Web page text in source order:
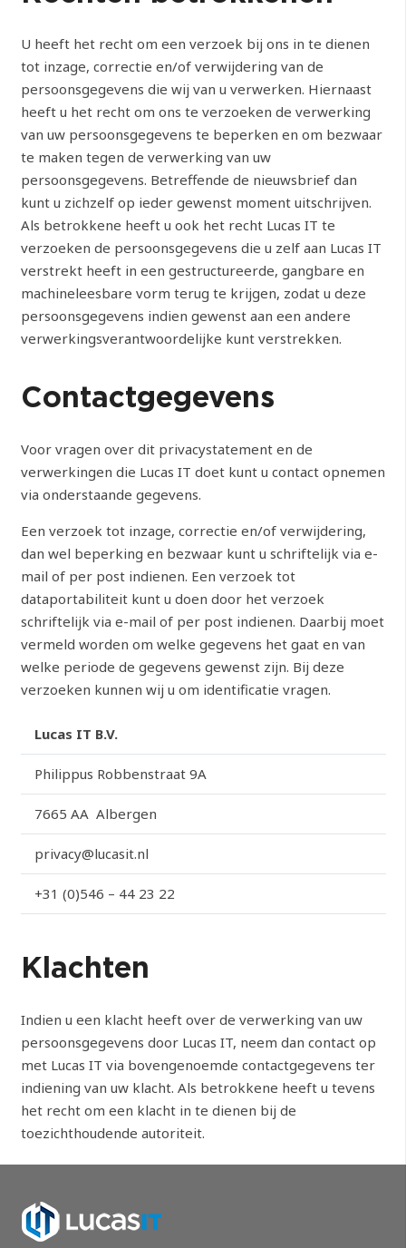
U heeft het recht om een verzoek bij ons in te dienen
tot inzage, correctie en/of verwijdering van de
persoonsgegevens die wij van u verwerken. Hiernaast
heeft u het recht om ons te verzoeken de verwerking
van uw persoonsgegevens te beperken en om bezwaar
te maken tegen de verwerking van uw
persoonsgegevens. Betreffende de nieuwsbrief dan
kunt u zichzelf op ieder gewenst moment uitschrijven.
Als betrokkene heeft u ook het recht Lucas IT te
verzoeken de persoonsgegevens die u zelf aan Lucas IT
verstrekt heeft in een gestructureerde, gangbare en
machineleesbare vorm terug te krijgen, zodat u deze
persoonsgegevens indien gewenst aan een andere
verwerkingsverantwoordelijke kunt verstrekken.
Contactgegevens
Voor vragen over dit privacystatement en de
verwerkingen die Lucas IT doet kunt u contact opnemen
via onderstaande gegevens.
Een verzoek tot inzage, correctie en/of verwijdering,
dan wel beperking en bezwaar kunt u schriftelijk via e-
mail of per post indienen. Een verzoek tot
dataportabiliteit kunt u doen door het verzoek
schriftelijk via e-mail of per post indienen. Daarbij moet
vermeld worden om welke gegevens het gaat en van
welke periode de gegevens gewenst zijn. Bij deze
verzoeken kunnen wij u om identificatie vragen.
Lucas IT B.V.
Philippus Robbenstraat 9A
7665 AA Albergen
privacy@lucasit.nl
+31 (0)546 – 44 23 22
Klachten
Indien u een klacht heeft over de verwerking van uw
persoonsgegevens door Lucas IT, neem dan contact op
met Lucas IT via bovengenoemde contactgegevens ter
indiening van uw klacht. Als betrokkene heeft u tevens
het recht om een klacht in te dienen bij de
toezichthoudende autoriteit.